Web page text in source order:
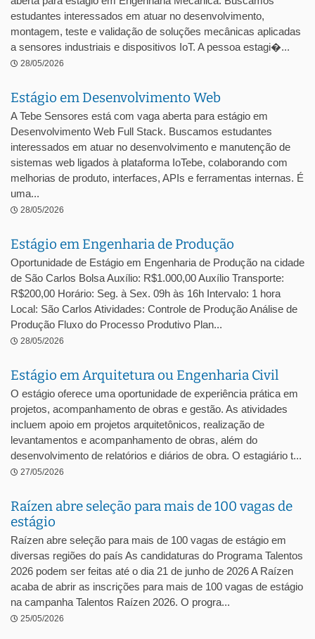
estudantes interessados em atuar no desenvolvimento,
montagem, teste e validação de soluções mecânicas aplicadas
a sensores industriais e dispositivos IoT. A pessoa estagi�...
28/05/2026
Estágio em Desenvolvimento Web
A Tebe Sensores está com vaga aberta para estágio em
Desenvolvimento Web Full Stack. Buscamos estudantes
interessados em atuar no desenvolvimento e manutenção de
sistemas web ligados à plataforma IoTebe, colaborando com
melhorias de produto, interfaces, APIs e ferramentas internas. É
uma...
28/05/2026
Estágio em Engenharia de Produção
Oportunidade de Estágio em Engenharia de Produção na cidade
de São Carlos Bolsa Auxílio: R$1.000,00 Auxílio Transporte:
R$200,00 Horário: Seg. à Sex. 09h às 16h Intervalo: 1 hora
Local: São Carlos Atividades: Controle de Produção Análise de
Produção Fluxo do Processo Produtivo Plan...
28/05/2026
Estágio em Arquitetura ou Engenharia Civil
O estágio oferece uma oportunidade de experiência prática em
projetos, acompanhamento de obras e gestão. As atividades
incluem apoio em projetos arquitetônicos, realização de
levantamentos e acompanhamento de obras, além do
desenvolvimento de relatórios e diários de obra. O estagiário t...
27/05/2026
Raízen abre seleção para mais de 100 vagas de
estágio
Raízen abre seleção para mais de 100 vagas de estágio em
diversas regiões do país As candidaturas do Programa Talentos
2026 podem ser feitas até o dia 21 de junho de 2026 A Raízen
acaba de abrir as inscrições para mais de 100 vagas de estágio
na campanha Talentos Raízen 2026. O progra...
25/05/2026